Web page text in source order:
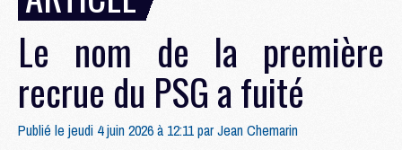
Le nom de la première
recrue du PSG a fuité
Publié le jeudi 4 juin 2026 à 12:11 parJean Chemarin